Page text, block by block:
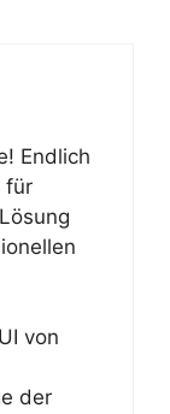
Endlich
für
von
der